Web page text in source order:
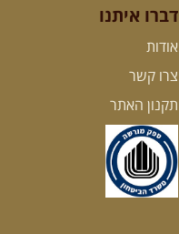
דברו איתנו
אודות
צרו קשר
תקנון האתר